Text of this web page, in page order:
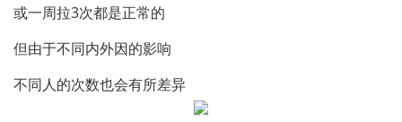
或一周拉3次都是正常的
但由于不同内外因的影响
不同人的次数也会有所差异